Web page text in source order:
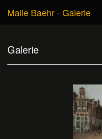
Malie Baehr - Galerie
Galerie